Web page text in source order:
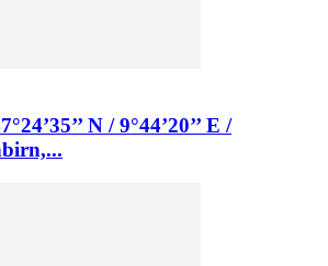
N / 9°44’20’’ E /